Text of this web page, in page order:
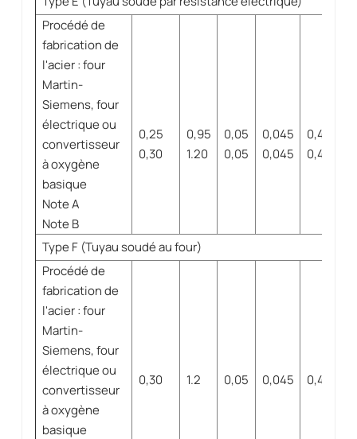
Procédé de
fabrication de
l'acier : four
Martin-
Siemens, four
électrique ou
convertisseur
à oxygène
basique
Note A
Note B
0,25
0,30
0,95
1.20
0,05
0,05
0,045
0,045
0,40
0,40
Type F (Tuyau soudé au four)
Procédé de
fabrication de
l'acier : four
Martin-
Siemens, four
électrique ou
convertisseur
à oxygène
basique
0,30 1.2 0,05 0,045 0,40